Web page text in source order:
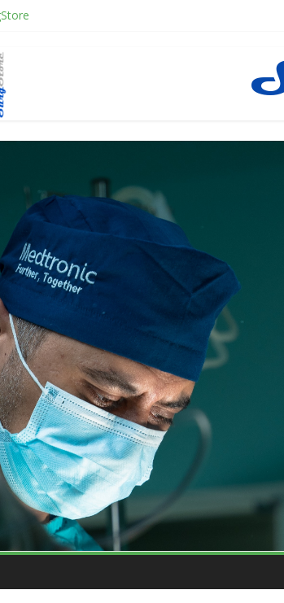
после герниопластики
принцип работы и преимущества технологии